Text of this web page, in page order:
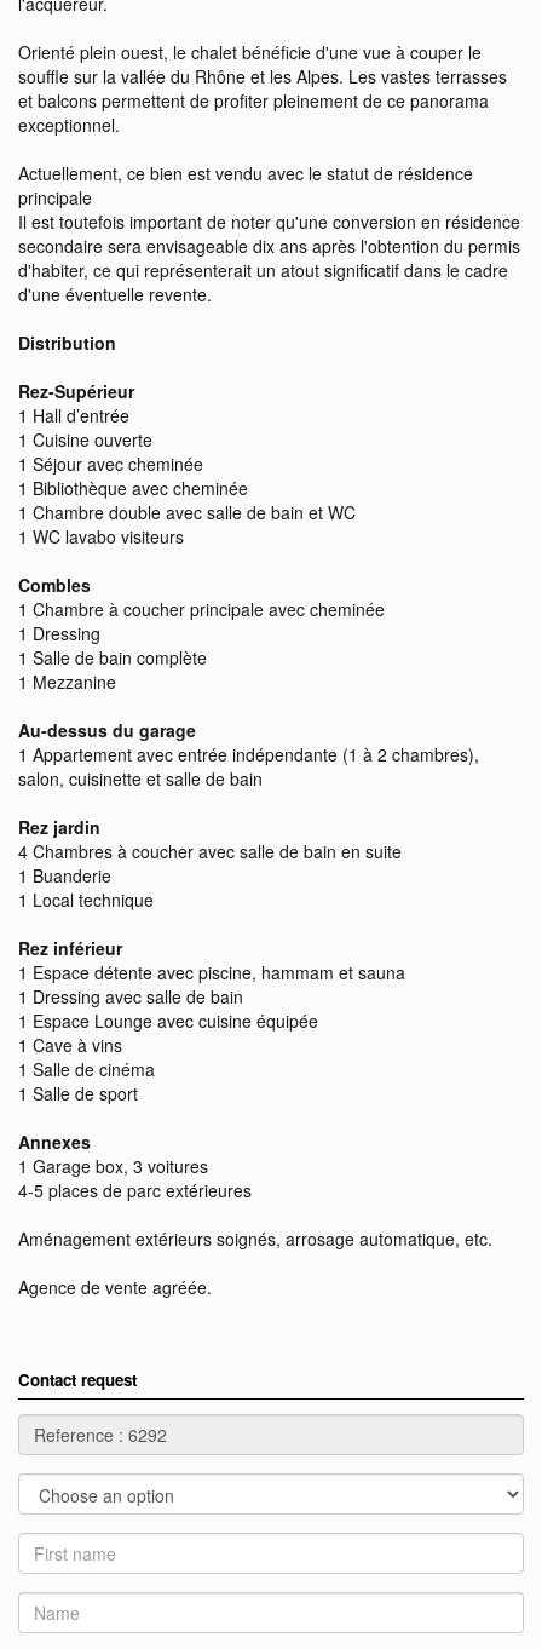
Orienté plein ouest, le chalet bénéficie d'une vue à couper le
souffle sur la vallée du Rhône et les Alpes. Les vastes terrasses
et balcons permettent de profiter pleinement de ce panorama
exceptionnel.
Actuellement, ce bien est vendu avec le statut de résidence
principale
Il est toutefois important de noter qu'une conversion en résidence
secondaire sera envisageable dix ans après l'obtention du permis
d'habiter, ce qui représenterait un atout significatif dans le cadre
d'une éventuelle revente.
Distribution
Rez-Supérieur
1 Hall d’entrée
1 Cuisine ouverte
1 Séjour avec cheminée
1 Bibliothèque avec cheminée
1 Chambre double avec salle de bain et WC
1 WC lavabo visiteurs
Combles
1 Chambre à coucher principale avec cheminée
1 Dressing
1 Salle de bain complète
1 Mezzanine
Au-dessus du garage
1 Appartement avec entrée indépendante (1 à 2 chambres),
salon, cuisinette et salle de bain
Rez jardin
4 Chambres à coucher avec salle de bain en suite
1 Buanderie
1 Local technique
Rez inférieur
1 Espace détente avec piscine, hammam et sauna
1 Dressing avec salle de bain
1 Espace Lounge avec cuisine équipée
1 Cave à vins
1 Salle de cinéma
1 Salle de sport
Annexes
1 Garage box, 3 voitures
4-5 places de parc extérieures
Aménagement extérieurs soignés, arrosage automatique, etc.
Agence de vente agréée.
Contact request